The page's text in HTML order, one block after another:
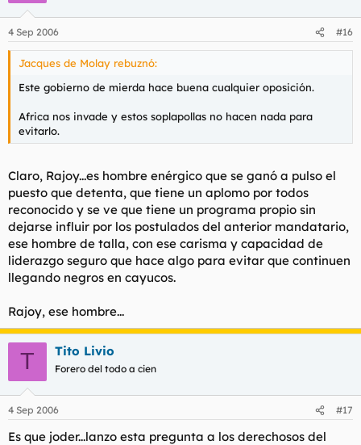
bastante mas a Aznar.
4 Sep 2006 #16
Jacques de Molay rebuznó:
Este gobierno de mierda hace buena cualquier oposición.
Africa nos invade y estos soplapollas no hacen nada para
evitarlo.
Claro, Rajoy...es hombre enérgico que se ganó a pulso el
puesto que detenta, que tiene un aplomo por todos
reconocido y se ve que tiene un programa propio sin
dejarse influir por los postulados del anterior mandatario,
ese hombre de talla, con ese carisma y capacidad de
liderazgo seguro que hace algo para evitar que continuen
llegando negros en cayucos.
Rajoy, ese hombre...
T Tito Livio
Forero del todo a cien
4 Sep 2006 #17
Es que joder...lanzo esta pregunta a los derechosos del